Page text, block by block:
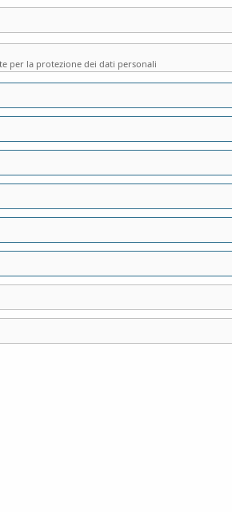
DA VILLA
SALVATORE di
“ALLA
“DEVOZIONI”
per la protezione dei dati personali